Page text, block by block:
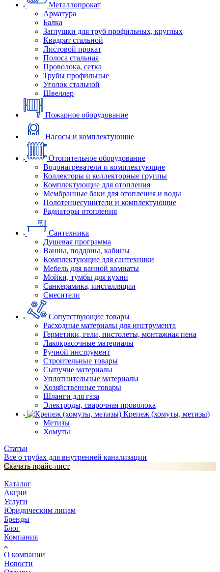
Металлопрокат
Арматура
Балка
Заглушки для труб профильных, круглых
Квадрат стальной
Листовой прокат
Полоса стальная
Проволока, сетка
Трубы профильные
Уголок стальной
Швеллер
Пожарное оборудование
Насосы и комплектующие
Отопительное оборудование
Водонагреватели и комплектующие
Коллекторы и коллекторные группы
Комплектующие для отопления
Мембранные баки для отопления и воды
Полотенцесушители и комплектующие
Радиаторы отопления
Сантехника
Душевая программа
Ванны, поддоны, кабины
Комплектующие для сантехники
Мебель для ванной комнаты
Мойки, тумбы для кухни
Санкерамика, инсталляции
Смесители
Сопутствующие товары
Расходные материалы для инструмента
Герметики, гели, пистолеты, монтажная пена
Лакокрасочные материалы
Ручной инструмент
Строительные товары
Сыпучие материалы
Уплотнительные материалы
Хозяйственные товары
Шланги для газа
Электроды, сварочная проволока
Крепеж (хомуты, метизы)
Метизы
Хомуты
Статьи
Все о трубах для внутренней канализации
Скачать прайс-лист
Каталог
Акции
Услуги
Юридическим лицам
Бренды
Блог
Компания
О компании
Новости